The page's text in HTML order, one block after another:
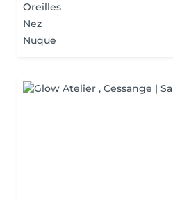
Oreilles
Nez
Nuque